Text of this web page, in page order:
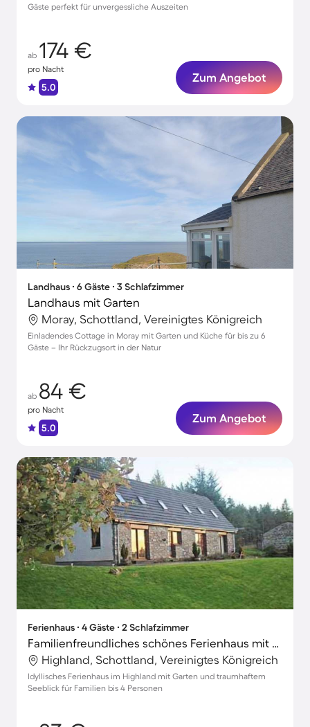
Gäste perfekt für unvergessliche Auszeiten
ab 174 €
pro Nacht
5.0
Zum Angebot
Landhaus ∙ 6 Gäste ∙ 3 Schlafzimmer
Landhaus mit Garten
Moray, Schottland, Vereinigtes Königreich
Einladendes Cottage in Moray mit Garten und Küche für bis zu 6
Gäste – Ihr Rückzugsort in der Natur
ab 84 €
pro Nacht
5.0
Zum Angebot
Ferienhaus ∙ 4 Gäste ∙ 2 Schlafzimmer
Familienfreundliches schönes Ferienhaus mit Garten und Grill | Naturblick
Highland, Schottland, Vereinigtes Königreich
Idyllisches Ferienhaus im Highland mit Garten und traumhaftem
Seeblick für Familien bis 4 Personen